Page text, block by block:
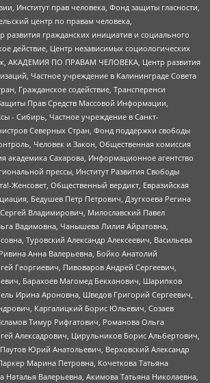
Институт прав человека, Фонд защиты гласности,
центр по правам человека,
развития гражданских инициатив и социального
действие, Центр независимых социологических
АКАДЕМИЯ ПО ПРАВАМ ЧЕЛОВЕКА, Центр развития
Частное учреждение в Калининграде Совета
Гражданское содействие, Трансперенси
Прав Средств Массовой Информации,
- Сибирь, Частное учреждение в Санкт-
Северных Стран, Фонд поддержки свободы
Человек и Закон, Общественная комиссия
академика Сахарова, Информационное агентство
прессы, Институт Развития Свободы
Женсовет, Общественный вердикт, Евразийская
Бедушев Петр Петрович, Дзугкоева Регина
Владимирович, Милославский Павел
Вадимовна, Чанышева Лилия Айратовна,
Туровский Александр Алексеевич, Васильева
Анна Валерьевна, Бойко Анатолий
Георгиевич, Пивоваров Андрей Сергеевич,
Барахоев Магомед Бекханович, Шарипков
Ирина Ароновна, Шведов Григорий Сергеевич,
Каргалицкий Борис Юльевич, Созаев
Тимур Рифгатович, Романова Ольга
Алексадрович, Цирульников Борис Альбертович,
Юрий Анатольевич, Верховский Александр
Марина Петровна, Кочеткова Татьяна
Наталья Валерьевна, Акимова Татьяна Николаевна,